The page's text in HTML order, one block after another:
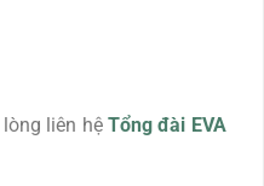
liên hệ Tổng đài EVA